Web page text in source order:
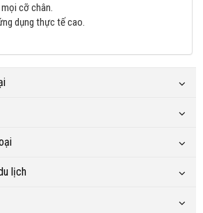
cỡ chân.
dụng thực tế cao.
lịch